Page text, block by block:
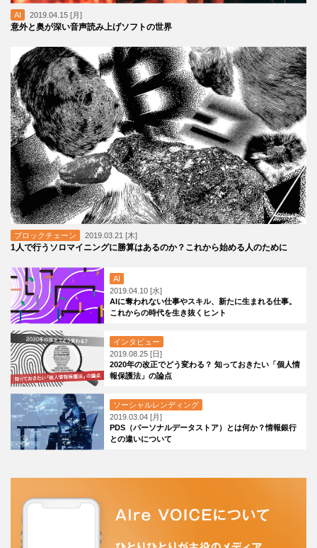
AI 2019.04.15 [月]
意外と奥が深い音声読み上げソフトの世界
ブロックチェーン 2019.03.21 [木]
1人で行うソロマイニングに勝算はあるのか？これから始める人のために
AI
2019.04.10 [水]
AIに奪われない仕事やスキル、新たに生まれる仕事。
これからの時代を生き抜くヒント
インタビュー
2019.08.25 [日]
2020年の改正でどう変わる？ 知っておきたい「個人情
報保護法」の論点
ソーシャルレンディング
2019.03.04 [月]
PDS（パーソナルデータストア）とは何か？情報銀行
との違いについて